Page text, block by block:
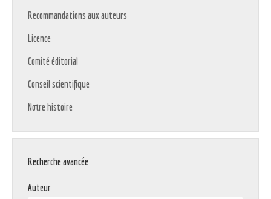
Recommandations aux auteurs
Licence
Comité éditorial
Conseil scientifique
Notre histoire
Recherche avancée
Auteur